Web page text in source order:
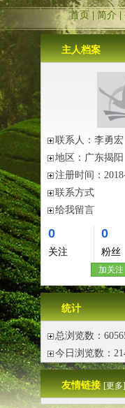
首页 | 简介
主人档案
联系人： 李勇宏
地区： 广东揭阳
注册时间：
联系方式
给我留言
0
关注
0
粉丝
加关注
统计
总浏览数：
今日浏览数：
友情链接[更多]